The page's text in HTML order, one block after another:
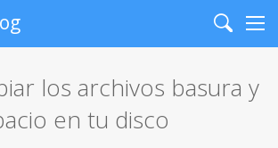
Search
los archivos basura y
en tu disco